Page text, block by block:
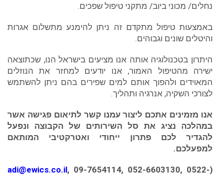
נחלים/ מכוני ביוב/ מתקני טיפול שפכים.
באמצעות טיפול מתקדם זה ניתן להימנע מתשלום אגרות
והיטלים שונים וגבוהים.
היתרון בטכנולוגיה אותה אנו מציעים בישראל הנו, שכתוצאה
ישירה מהטיפול האמור, אנו יודעים למחזר את הנוזלים
המאוידים ולהפוך אותם למים שפירים בהם ניתן להשתמש
לצורכי השקיה, אנרגיה ותהליך.
אנו מזמינים אתכם ליצור עמנו קשר לתיאום פגישה אשר
במהלכה נציג את סל השירותים של הקבוצה ונפעל
להגדיר לכם פתרון ייחודי ואטרקטיבי המותאם
למפעלכם.
(
adi@ewics.co.il, 09-7654114, 052-6603130, 0522-